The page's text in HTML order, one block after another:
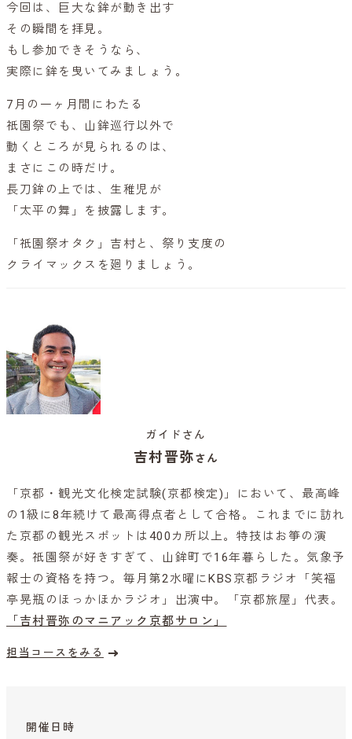
今回は、巨大な鉾が動き出す
その瞬間を拝見。
もし参加できそうなら、
実際に鉾を曳いてみましょう。
7月の一ヶ月間にわたる
祇園祭でも、山鉾巡行以外で
動くところが見られるのは、
まさにこの時だけ。
長刀鉾の上では、生稚児が
「太平の舞」を披露します。
「祇園祭オタク」吉村と、祭り支度の
クライマックスを廻りましょう。
ガイドさん
吉村晋弥さん
「京都・観光文化検定試験(京都検定)」において、最高峰
の1級に8年続けて最高得点者として合格。これまでに訪れ
た京都の観光スポットは400カ所以上。特技はお箏の演
奏。祇園祭が好きすぎて、山鉾町で16年暮らした。気象予
報士の資格を持つ。毎月第2水曜にKBS京都ラジオ「笑福
亭晃瓶のほっかほかラジオ」出演中。「京都旅屋」代表。
「吉村晋弥のマニアック京都サロン」
担当コースをみる
開催日時